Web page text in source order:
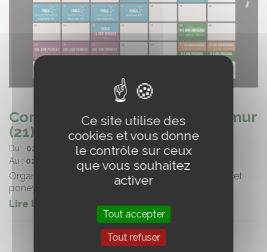
Concours foals à Bierre les Semur
(21)
Du : 02/07/2026
Au : 02/07/2026
Organisé par Le Syndicat des Eleveurs de chevaux et
poneys de sport de Côte d'Or
Lire la suite
Ce site utilise des
cookies et vous donne
le contrôle sur ceux
que vous souhaitez
activer
Tout accepter
Tout refuser